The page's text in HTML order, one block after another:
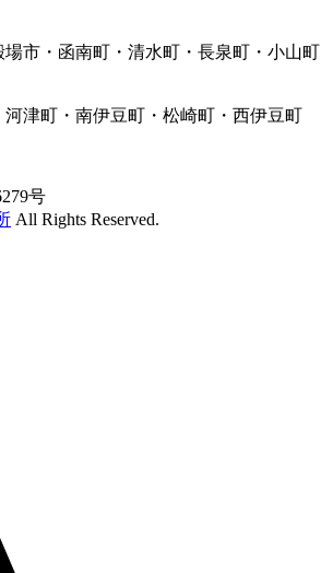
場市・函南町・清水町・長泉町・小山町
津町・南伊豆町・松崎町・西伊豆町
号
All Rights Reserved.